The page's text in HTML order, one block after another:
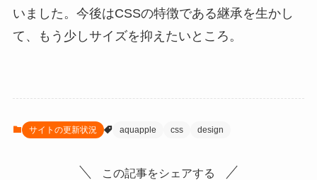
いました。今後はCSSの特徴である継承を生かし
て、もう少しサイズを抑えたいところ。
サイトの更新状況 aquapple css design
この記事をシェアする